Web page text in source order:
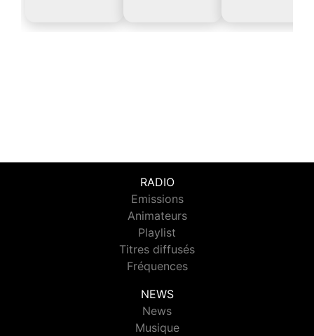
RADIO
Emissions
Animateurs
Playlist
Titres diffusés
Fréquences
NEWS
News
Musique